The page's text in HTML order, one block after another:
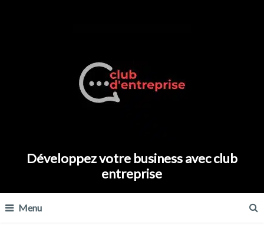
Développez votre business avec club
entreprise
Menu